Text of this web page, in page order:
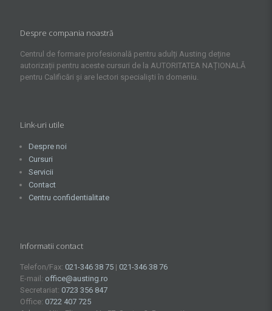
Despre compania noastră
Centrul de formare profesională pentru adulți Austing deține
autorizații pentru aceste cursuri de la AUTORITATEA NAȚIONALĂ
pentru Calificări și are lectori specialiști în domeniu.
Link-uri utile
Despre noi
Cursuri
Servicii
Contact
Centru confidentialitate
Informatii contact
Telefon/Fax: 021-346 38 75 | 021-346 38 76
E-mail: office@austing.ro
Secretariat: 0723 356 847
Office: 0722 407 725